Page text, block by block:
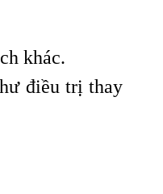
khác.
điều trị thay